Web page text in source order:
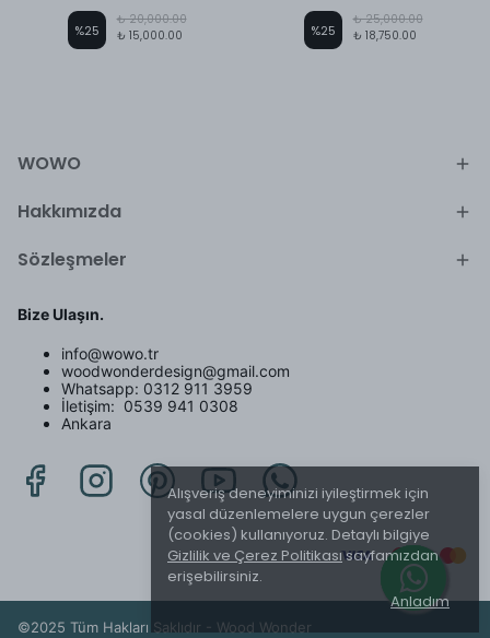
Alışveriş deneyiminizi iyileştirmek için
yasal düzenlemelere uygun çerezler
(cookies) kullanıyoruz. Detaylı bilgiye
Gizlilik ve Çerez Politikasısayfamızdan
erişebilirsiniz.
Anladım
%25
₺ 20,000.00
₺ 15,000.00
%25
₺ 25,000.00
₺ 18,750.00
WOWO
Hakkımızda
Sözleşmeler
Bize Ulaşın.
info@wowo.tr
woodwonderdesign@gmail.com
Whatsapp: 0312 911 3959
İletişim: 0539 941 0308
Ankara
©2025 Tüm Hakları Saklıdır - Wood Wonder